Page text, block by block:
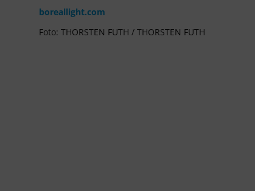
boreallight.com
Foto: THORSTEN FUTH / THORSTEN FUTH